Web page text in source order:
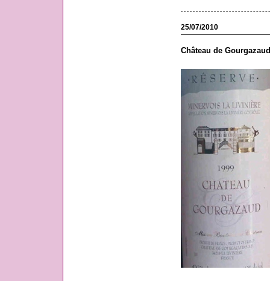
25/07/2010
Château de